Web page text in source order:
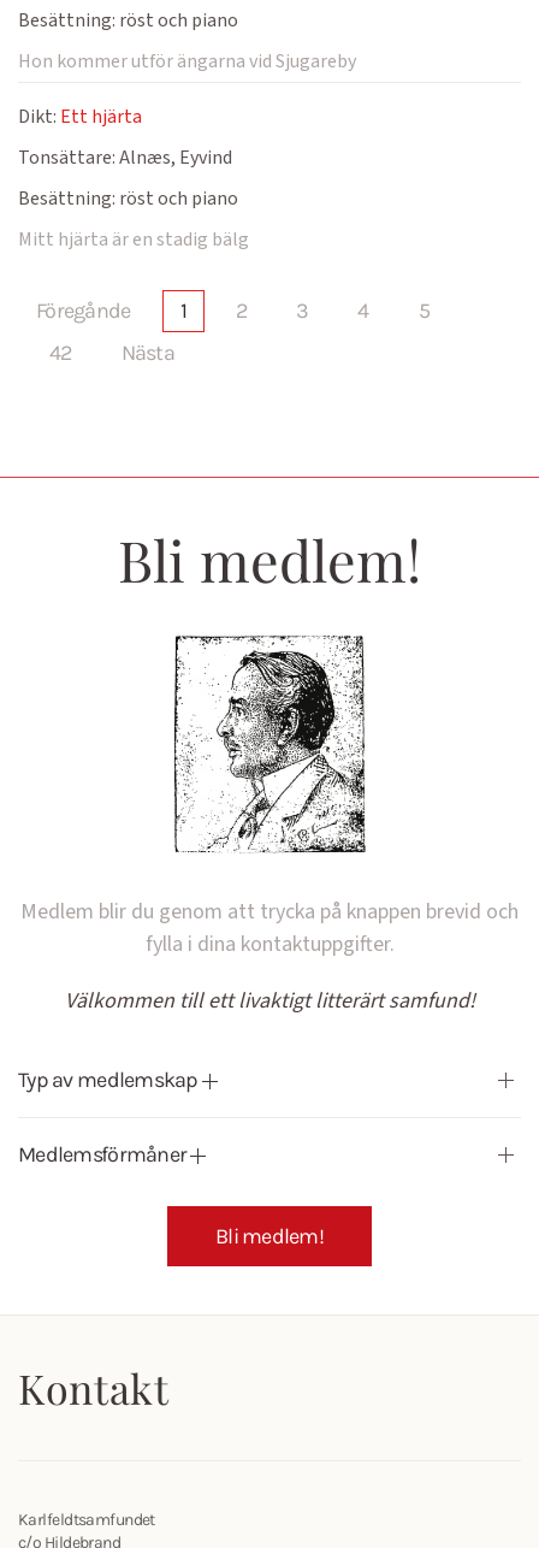
Besättning: röst och piano
Hon kommer utför ängarna vid Sjugareby
Dikt: Ett hjärta
Tonsättare:Alnæs, Eyvind
Besättning: röst och piano
Mitt hjärta är en stadig bälg
Föregånde 1 2 3 4
5
42
Nästa
Bli medlem!
Medlem blir du genom att trycka på knappen brevid och
fylla i dina kontaktuppgifter.
Välkommen till ett livaktigt litterärt samfund!
Typ av medlemskap
Medlemsförmåner
Bli medlem!
Kontakt
Karlfeldtsamfundet
c/o Hildebrand